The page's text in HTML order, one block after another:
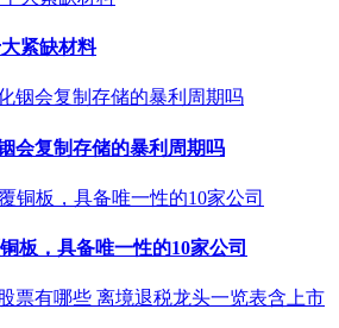
紧缺材料
会复制存储的暴利周期吗
板，具备唯一性的10家公司